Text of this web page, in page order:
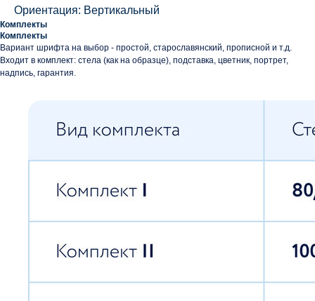
Ориентация: Вертикальный
Комплекты
Комплекты
Вариант шрифта на выбор - простой, старославянский, прописной и т.д.
Входит в комплект: стела (как на образце), подставка, цветник, портрет,
надпись, гарантия.